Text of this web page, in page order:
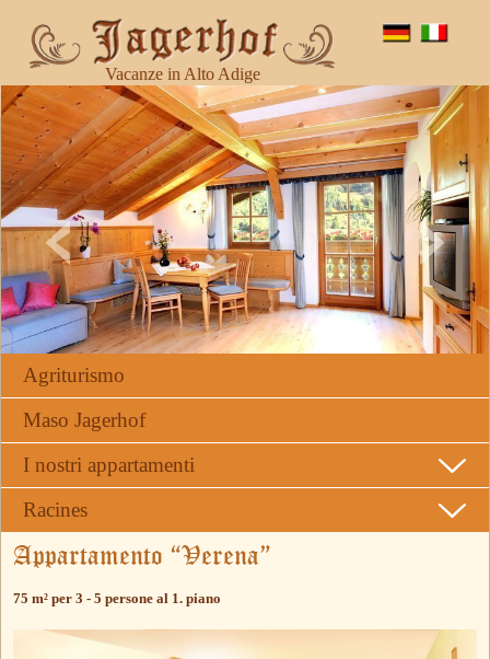
Vacanze in Alto Adige
Agriturismo
Maso Jagerhof
I nostri appartamenti
Racines
Appartamento “Verena”
75 m² per 3 - 5 persone al 1. piano